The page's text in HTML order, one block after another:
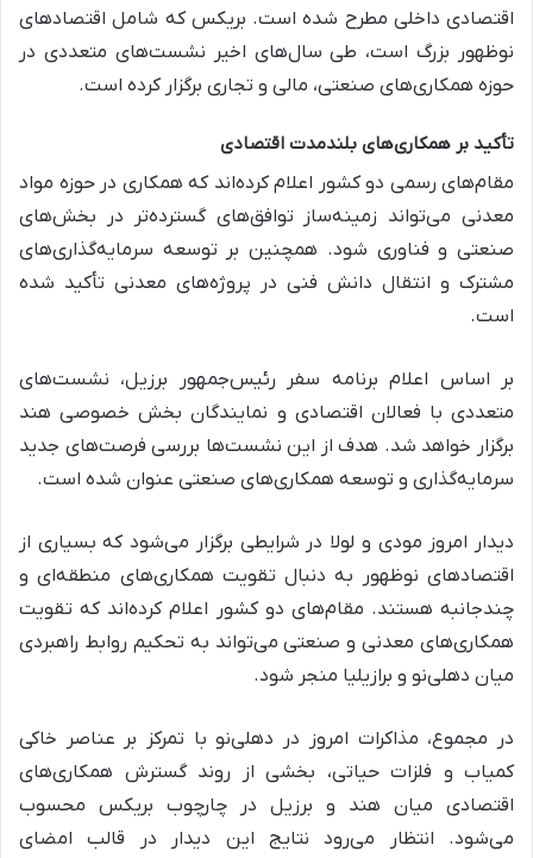
اقتصادی داخلی مطرح شده است. بریکس که شامل اقتصادهای
نوظهور بزرگ است، طی سال‌های اخیر نشست‌های متعددی در
حوزه همکاری‌های صنعتی، مالی و تجاری برگزار کرده است.
تأکید بر همکاری‌های بلندمدت اقتصادی
مقام‌های رسمی دو کشور اعلام کرده‌اند که همکاری در حوزه مواد
معدنی می‌تواند زمینه‌ساز توافق‌های گسترده‌تر در بخش‌های
صنعتی و فناوری شود. همچنین بر توسعه سرمایه‌گذاری‌های
مشترک و انتقال دانش فنی در پروژه‌های معدنی تأکید شده
است.
بر اساس اعلام برنامه سفر رئیس‌جمهور برزیل، نشست‌های
متعددی با فعالان اقتصادی و نمایندگان بخش خصوصی هند
برگزار خواهد شد. هدف از این نشست‌ها بررسی فرصت‌های جدید
سرمایه‌گذاری و توسعه همکاری‌های صنعتی عنوان شده است.
دیدار امروز مودی و لولا در شرایطی برگزار می‌شود که بسیاری از
اقتصادهای نوظهور به دنبال تقویت همکاری‌های منطقه‌ای و
چندجانبه هستند. مقام‌های دو کشور اعلام کرده‌اند که تقویت
همکاری‌های معدنی و صنعتی می‌تواند به تحکیم روابط راهبردی
میان دهلی‌نو و برازیلیا منجر شود.
در مجموع، مذاکرات امروز در دهلی‌نو با تمرکز بر عناصر خاکی
کمیاب و فلزات حیاتی، بخشی از روند گسترش همکاری‌های
اقتصادی میان هند و برزیل در چارچوب بریکس محسوب
می‌شود. انتظار می‌رود نتایج این دیدار در قالب امضای